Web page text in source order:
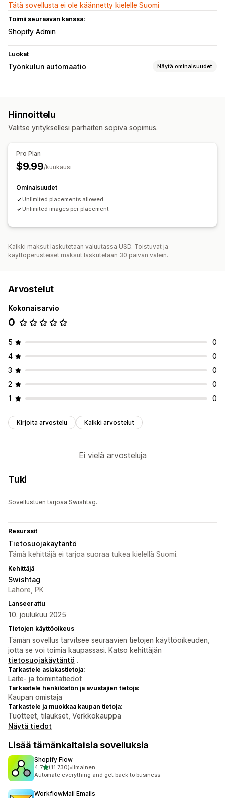
Tätä sovellusta ei ole käännetty kielelle Suomi
Toimii seuraavan kanssa:
Shopify Admin
Luokat
Työnkulun automaatio Näytä ominaisuudet
Hinnoittelu
Valitse yrityksellesi parhaiten sopiva sopimus.
Pro Plan
$9.99/kuukausi
Ominaisuudet
Unlimited placements allowed
Unlimited images per placement
Kaikki maksut laskutetaan valuutassa USD. Toistuvat ja
käyttöperusteiset maksut laskutetaan 30 päivän välein.
Arvostelut
Kokonaisarvio
0
5
0
4
0
3
0
2
0
1
0
Kirjoita arvostelu Kaikki arvostelut
Ei vielä arvosteluja
Tuki
Sovellustuen tarjoaa Swishtag.
Resurssit
Tietosuojakäytäntö
Tämä kehittäjä ei tarjoa suoraa tukea kielellä Suomi.
Kehittäjä
Swishtag
Lahore, PK
Lanseerattu
10. joulukuu 2025
Tietojen käyttöoikeus
Tämän sovellus tarvitsee seuraavien tietojen käyttöoikeuden,
jotta se voi toimia kaupassasi. Katso kehittäjän
tietosuojakäytäntö .
Tarkastele asiakastietoja:
Laite- ja toimintatiedot
Tarkastele henkilöstön ja avustajien tietoja:
Kaupan omistaja
Tarkastele ja muokkaa kaupan tietoja:
Tuotteet, tilaukset, Verkkokauppa
Näytä tiedot
Lisää tämänkaltaisia sovelluksia
Shopify Flow
4,7/ 5 tähteä
(11 730)
11730 arvostelua yhteensä
•Ilmainen
Automate everything and get back to business
WorkflowMail Emails